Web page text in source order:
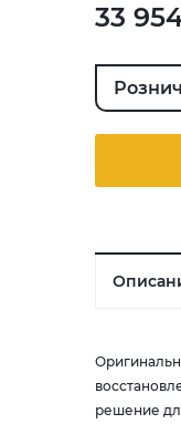
33
решение